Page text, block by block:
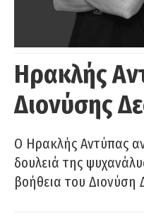
Ηρακλής
Διονύσης
Ο Ηρακλής Αντύπας
δουλειά της
βοήθεια του Διονύση